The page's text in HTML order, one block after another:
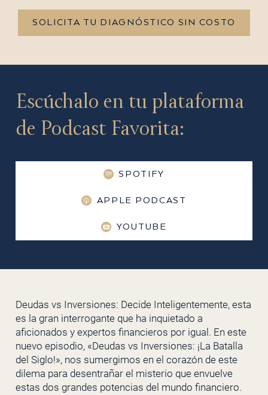
SOLICITA TU DIAGNÓSTICO SIN COSTO
Escúchalo en tu plataforma
de Podcast Favorita:
SPOTIFY
APPLE PODCAST
YOUTUBE
Deudas vs Inversiones: Decide Inteligentemente, esta
es la gran interrogante que ha inquietado a
aficionados y expertos financieros por igual. En este
nuevo episodio, «Deudas vs Inversiones: ¡La Batalla
del Siglo!», nos sumergimos en el corazón de este
dilema para desentrañar el misterio que envuelve
estas dos grandes potencias del mundo financiero.